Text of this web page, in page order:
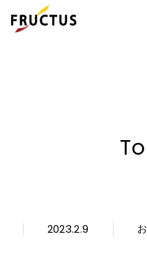
2023.2.9